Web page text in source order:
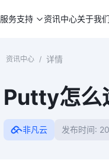
服务支持 资讯中心关于我
资讯中心 / 详情
Putty怎么
非凡云 发布时间: